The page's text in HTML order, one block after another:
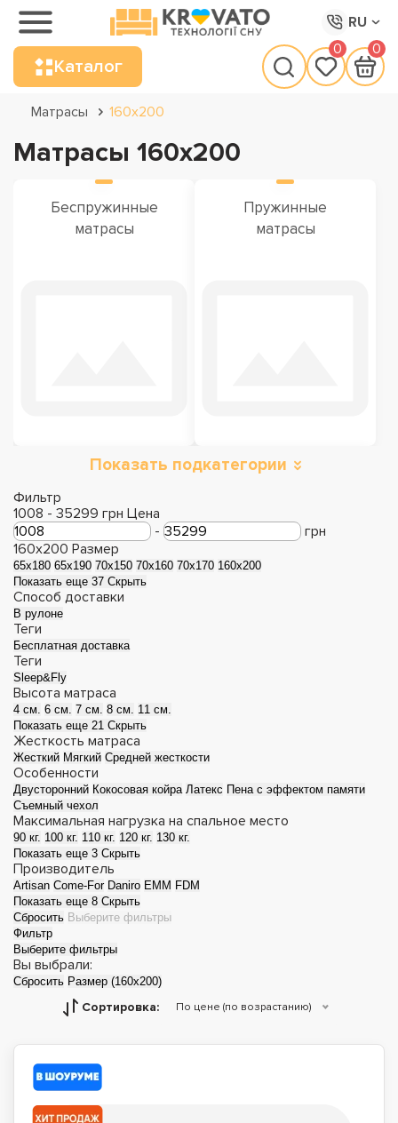
RU
Каталог
0 0
Матрасы 160х200
Матрасы 160х200
Беспружинные
матрасы
Пружинные
матрасы
Двуспальные
Односпальные
Детские матрасы
Матрасы топперы Футоны
Показать подкатегории
Фильтр
1008 - 35299 грн Цена
-
грн
160x200 Размер
65х180 65х190 70х150 70х160 70х170 160x200
Показать еще 37 Скрыть
Способ доставки
В рулоне
Теги
Бесплатная доставка
Теги
Sleep&Fly
Высота матраса
4 см. 6 см. 7 см. 8 см. 11 см.
Показать еще 21 Скрыть
Жесткость матраса
Жесткий Мягкий Средней жесткости
Особенности
Двусторонний Кокосовая койра Латекс Пена с эффектом памяти
Съемный чехол
Максимальная нагрузка на спальное место
90 кг. 100 кг. 110 кг. 120 кг. 130 кг.
Показать еще 3 Скрыть
Производитель
Artisan Come-For Daniro EMM FDM
Показать еще 8 Скрыть
Сбросить Выберите фильтры
Фильтр
Выберите фильтры
Вы выбрали:
Сбросить Размер (160x200)
Сортировка: По цене (по возрастанию)